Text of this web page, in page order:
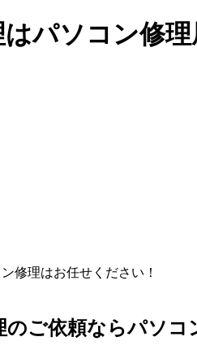
パソコン修
ご依頼ならパソコ